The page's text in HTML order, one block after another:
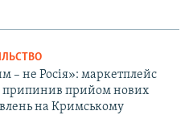
– не Росія»: маркетплейс
припинив прийом нових
на Кримському